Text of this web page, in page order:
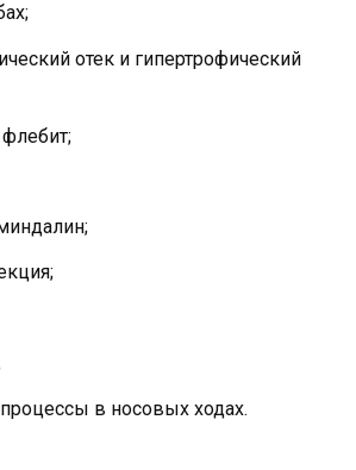
отек и гипертрофический
в носовых ходах.